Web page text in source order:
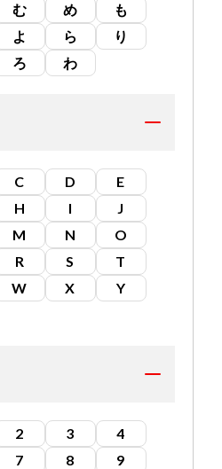
む め
も
よ ら
り
ろ わ
C D
E
H I
J
M N
O
R S
T
W X
Y
2 3
4
7 8 9